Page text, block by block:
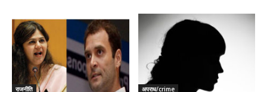
राजनीति अपराध/crime